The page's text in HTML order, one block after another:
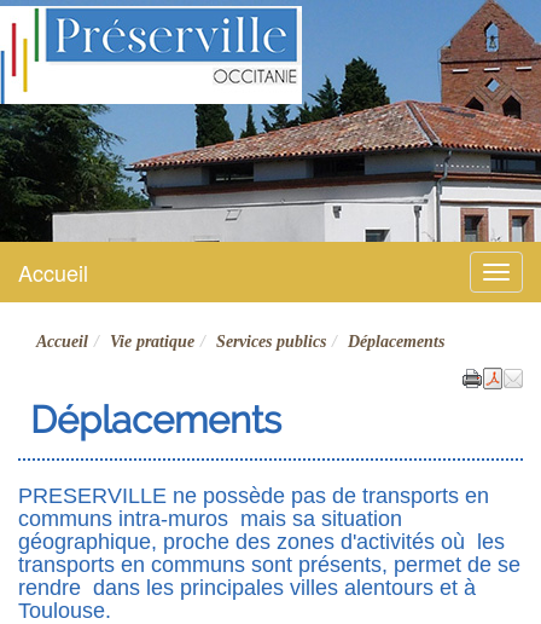
Préserville
Site officiel
Menu
Accueil
Accueil Vie pratique Services publics Déplacements
Déplacements
PRESERVILLE ne possède pas de transports en
communs intra-muros mais sa situation
géographique, proche des zones d'activités où les
transports en communs sont présents, permet de se
rendre dans les principales villes alentours et à
Toulouse.